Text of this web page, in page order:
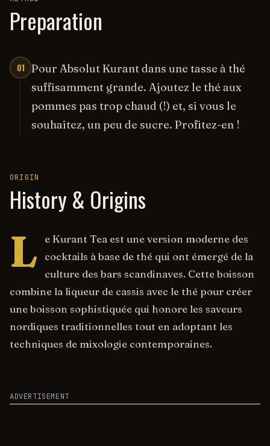
Preparation
01 Pour Absolut Kurant dans une tasse à thé
suffisamment grande. Ajoutez le thé aux
pommes pas trop chaud (!) et, si vous le
souhaitez, un peu de sucre. Profitez-en !
ORIGIN
History & Origins
L
e Kurant Tea est une version moderne des
cocktails à base de thé qui ont émergé de la
culture des bars scandinaves. Cette boisson
combine la liqueur de cassis avec le thé pour créer
une boisson sophistiquée qui honore les saveurs
nordiques traditionnelles tout en adoptant les
techniques de mixologie contemporaines.
ADVERTISEMENT